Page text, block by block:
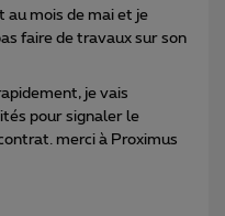
au mois de mai et je
faire de travaux sur son
je vais
pour signaler le
merci à Proximus